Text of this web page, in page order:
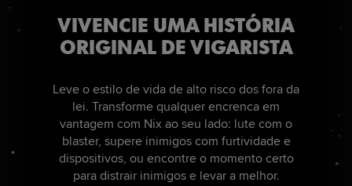
VIVENCIE UMA HISTÓRIA
ORIGINAL DE VIGARISTA
Leve o estilo de vida de alto risco dos fora da
lei. Transforme qualquer encrenca em
vantagem com Nix ao seu lado: lute com o
blaster, supere inimigos com furtividade e
dispositivos, ou encontre o momento certo
para distrair inimigos e levar a melhor.